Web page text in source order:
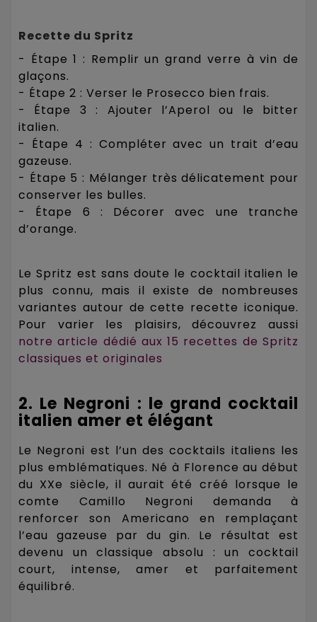
Recette du Spritz
- Étape 1 : Remplir un grand verre à vin de
glaçons.
- Étape 2 : Verser le Prosecco bien frais.
- Étape 3 : Ajouter l’Aperol ou le bitter
italien.
- Étape 4 : Compléter avec un trait d’eau
gazeuse.
- Étape 5 : Mélanger très délicatement pour
conserver les bulles.
- Étape 6 : Décorer avec une tranche
d’orange.
Le Spritz est sans doute le cocktail italien le
plus connu, mais il existe de nombreuses
variantes autour de cette recette iconique.
Pour varier les plaisirs, découvrez aussi
notre article dédié aux 15 recettes de Spritz
classiques et originales
2. Le Negroni : le grand cocktail
italien amer et élégant
Le Negroni est l’un des cocktails italiens les
plus emblématiques. Né à Florence au début
du XXe siècle, il aurait été créé lorsque le
comte Camillo Negroni demanda à
renforcer son Americano en remplaçant
l’eau gazeuse par du gin. Le résultat est
devenu un classique absolu : un cocktail
court, intense, amer et parfaitement
équilibré.